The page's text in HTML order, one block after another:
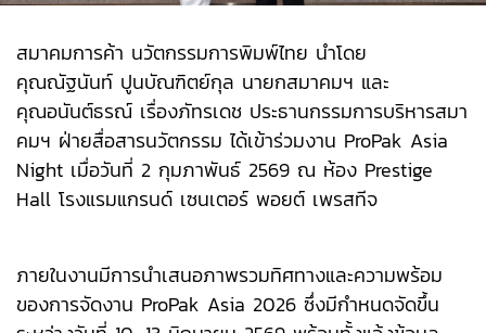
สมาคมการค้า นวัตกรรมการพิมพ์ไทย นำโดย
คุณณัฐนันท์ ปูนบัณฑิตย์กุล นายกสมาคมฯ และ
คุณอนันต์ธรณ์ เรื่องภัทรเดช ประธานกรรมการบริหารสมา
คมฯ ฝ่ายสื่อสารนวัตกรรม ได้เข้าร่วมงาน ProPak Asia
Night เมื่อวันที่ 2 กุมภาพันธ์ 2569 ณ ห้อง Prestige
Hall โรงแรมแกรนด์ เซนเตอร์ พอยต์ เพรสทีจ
ภายในงานมีการนำเสนอภาพรวมทิศทางและความพร้อม
ของการจัดงาน ProPak Asia 2026 ซึ่งมีกำหนดจัดขึ้น